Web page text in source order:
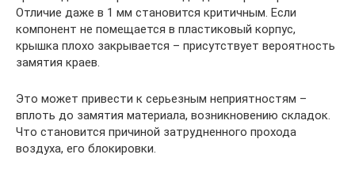
Отличие даже в 1 мм становится критичным. Если
компонент не помещается в пластиковый корпус,
крышка плохо закрывается – присутствует вероятность
замятия краев.
Это может привести к серьезным неприятностям –
вплоть до замятия материала, возникновению складок.
Что становится причиной затрудненного прохода
воздуха, его блокировки.